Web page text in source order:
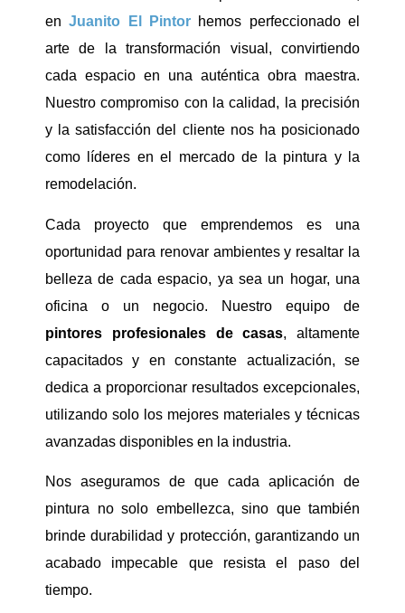
enJuanito El Pintor hemos perfeccionado el
arte de la transformación visual, convirtiendo
cada espacio en una auténtica obra maestra.
Nuestro compromiso con la calidad, la precisión
y la satisfacción del cliente nos ha posicionado
como líderes en el mercado de la pintura y la
remodelación.
Cada proyecto que emprendemos es una
oportunidad para renovar ambientes y resaltar la
belleza de cada espacio, ya sea un hogar, una
oficina o un negocio. Nuestro equipo de
pintores
profesionales de casas, altamente
capacitados y en constante actualización, se
dedica a proporcionar resultados excepcionales,
utilizando solo los mejores materiales y técnicas
avanzadas disponibles en la industria.
Nos aseguramos de que cada aplicación de
pintura no solo embellezca, sino que también
brinde durabilidad y protección, garantizando un
acabado impecable que resista el paso del
tiempo.